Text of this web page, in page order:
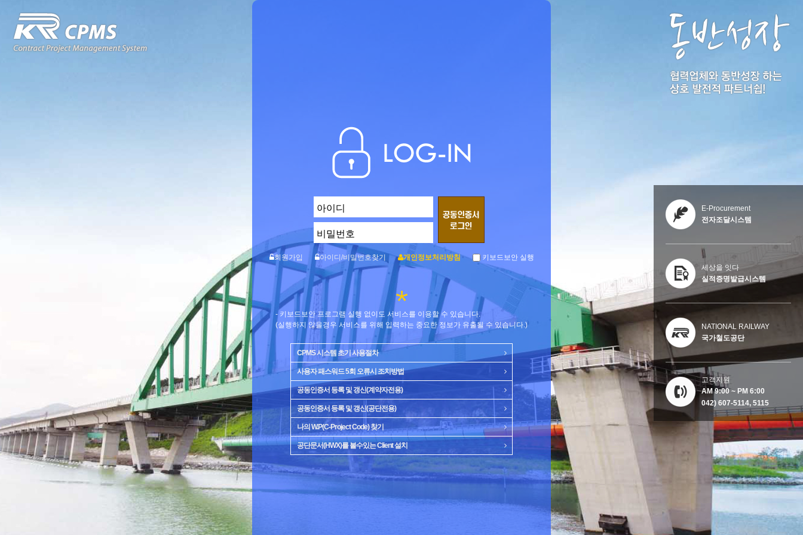
회원가입 아이디/비밀번호찾기 개인정보처리방침 키보드보안 실행
- 키보드보안 프로그램 실행 없이도 서비스를 이용할 수 있습니다.
(실행하지 않을경우 서비스를 위해 입력하는 중요한 정보가 유출될 수 있습니다.)
CPMS 시스템 초기 사용절차
사용자 패스워드 5회 오류시 조치방법
공동인증서 등록 및 갱신(계약자전용)
공동인증서 등록 및 갱신(공단전용)
나의 W.P(C-Project Code) 찾기
공단문서(HWX)를 볼수있는 Client 설치
E-Procurement
전자조달시스템
세상을 잇다
실적증명발급시스템
NATIONAL RAILWAY
국가철도공단
고객지원
AM 9:00 ~ PM 6:00
042) 607-5114, 5115